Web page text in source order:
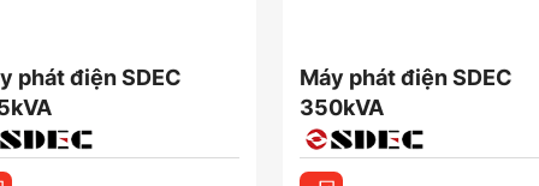
phát điện SDEC
Máy phát điện SDEC
350kVA